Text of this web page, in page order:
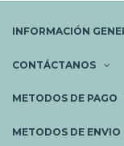
INFORMACIÓN
CONTÁCTANOS
METODOS DE PAGO
METODOS DE ENVIO